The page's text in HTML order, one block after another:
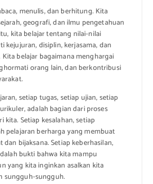
menulis, dan berhitung. Kita
geografi, dan ilmu pengetahuan
kita belajar tentang nilai-nilai
kejujuran, disiplin, kerjasama, dan
belajar bagaimana menghargai
orang lain, dan berkontribusi
setiap tugas, setiap ujian, setiap
adalah bagian dari proses
kita. Setiap kesalahan, setiap
pelajaran berharga yang membuat
dan bijaksana. Setiap keberhasilan,
bukti bahwa kita mampu
yang kita inginkan asalkan kita
sungguh-sungguh.